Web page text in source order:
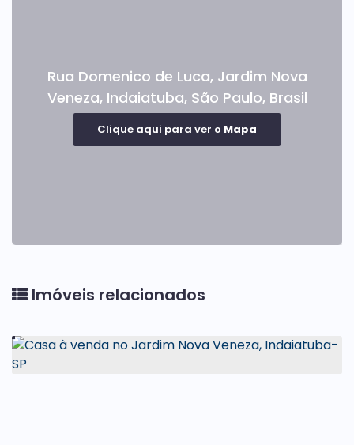
Rua Domenico de Luca, Jardim Nova
Veneza, Indaiatuba, São Paulo, Brasil
Clique aqui para ver o Mapa
Imóveis relacionados